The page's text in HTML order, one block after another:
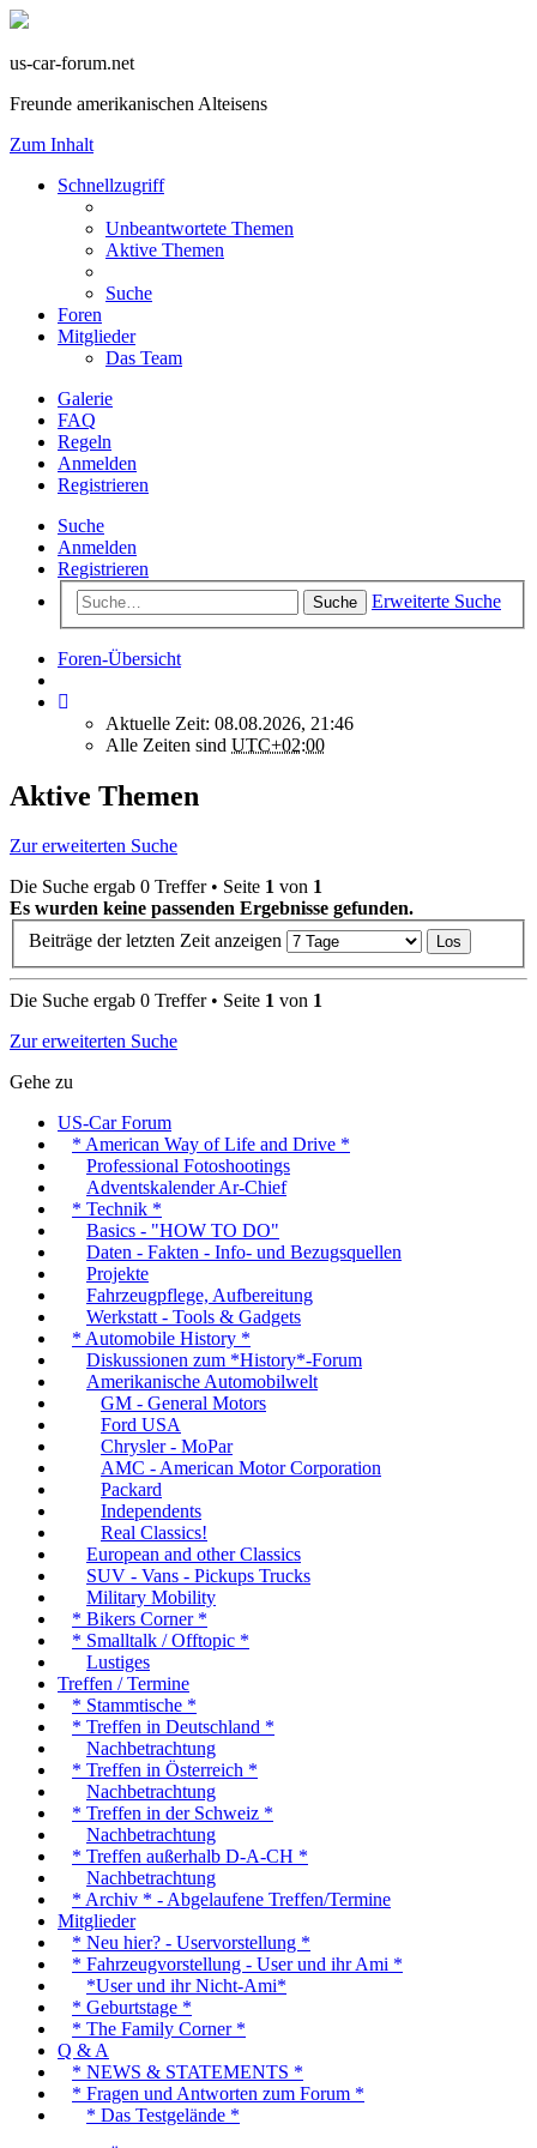
us-car-forum.net
Freunde amerikanischen Alteisens
Zum Inhalt
Schnellzugriff
Unbeantwortete Themen
Aktive Themen
Suche
Foren
Mitglieder
Das Team
Galerie
FAQ
Regeln
Anmelden
Registrieren
Suche
Anmelden
Registrieren
Suche Erweiterte Suche
Foren-Übersicht
Aktuelle Zeit: 08.08.2026, 21:46
Alle Zeiten sind UTC+02:00
Aktive Themen
Zur erweiterten Suche
Die Suche ergab 0 Treffer • Seite 1 von 1
Es wurden keine passenden Ergebnisse gefunden.
Beiträge der letzten Zeit anzeigen
Die Suche ergab 0 Treffer • Seite 1 von 1
Zur erweiterten Suche
Gehe zu
US-Car Forum
* American Way of Life and Drive *
Professional Fotoshootings
Adventskalender Ar-Chief
* Technik *
Basics - "HOW TO DO"
Daten - Fakten - Info- und Bezugsquellen
Projekte
Fahrzeugpflege, Aufbereitung
Werkstatt - Tools & Gadgets
* Automobile History *
Diskussionen zum *History*-Forum
Amerikanische Automobilwelt
GM - General Motors
Ford USA
Chrysler - MoPar
AMC - American Motor Corporation
Packard
Independents
Real Classics!
European and other Classics
SUV - Vans - Pickups Trucks
Military Mobility
* Bikers Corner *
* Smalltalk / Offtopic *
Lustiges
Treffen / Termine
* Stammtische *
* Treffen in Deutschland *
Nachbetrachtung
* Treffen in Österreich *
Nachbetrachtung
* Treffen in der Schweiz *
Nachbetrachtung
* Treffen außerhalb D-A-CH *
Nachbetrachtung
* Archiv * - Abgelaufene Treffen/Termine
Mitglieder
* Neu hier? - Uservorstellung *
* Fahrzeugvorstellung - User und ihr Ami *
*User und ihr Nicht-Ami*
* Geburtstage *
* The Family Corner *
Q & A
* NEWS & STATEMENTS *
* Fragen und Antworten zum Forum *
* Das Testgelände *